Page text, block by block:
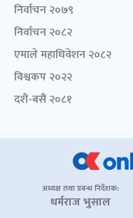
निर्वाचन २०७९
निर्वाचन २०८२
एमाले महाधिवेशन २०८२
विश्वकप २०२२
दशैं-बसैं २०८१
अध्यक्ष तथा प्रबन्ध निर्देशक:
धर्मराज भुसाल